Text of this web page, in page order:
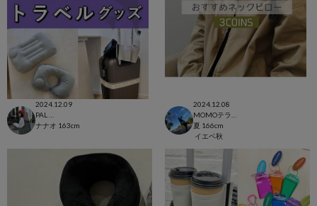
2024.12.09
ナナオ 163cm
2024.12.08
夏 166cm
イエベ秋